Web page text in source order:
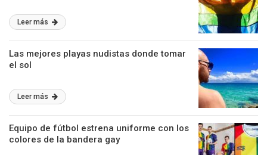
Leer más
Las mejores playas nudistas donde tomar
el sol
Leer más
Equipo de fútbol estrena uniforme con los
colores de la bandera gay